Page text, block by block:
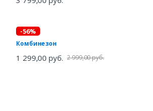
-56%
Комбинезон
1 299,00 руб. 2 999,00 руб.